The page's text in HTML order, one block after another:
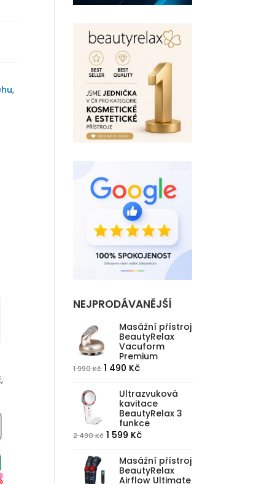
,
NEJPRODÁVANĚJŠÍ
Masážní přístroj
BeautyRelax
Vacuform
Premium
1 990Kč Původní
byla:
990 Kč.
1 490 KčAktuální
je:
1
490 Kč.
Ultrazvuková
kavitace
BeautyRelax 3
funkce
2 490Kč Původní
byla:
1 599 KčAktuální
je:
1
Masážní přístroj
BeautyRelax
Airflow Ultimate